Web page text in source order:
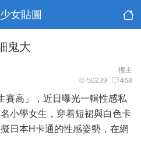
女貼圖
鬼大
樓主
50239 468
賽高」，近日曝光一輯性感私
小學女生，穿着短裙與白色卡
日本H卡通的性感姿勢，在網